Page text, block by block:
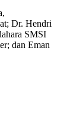
Dr. Hendri
SMSI
dan Eman